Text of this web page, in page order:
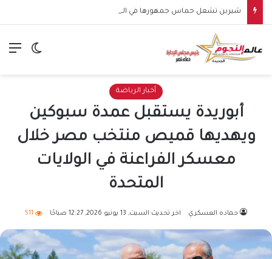
الوضع
أخبار الرياضة
أبوريدة يستقبل عمدة سبوكين
ويهديها قميص منتخب مصر خلال
معسكر الفراعنة في الولايات
المتحدة
حماده العسكري اخر تحديث السبت, 13 يونيو 2026, 12:27 صباحًا 511